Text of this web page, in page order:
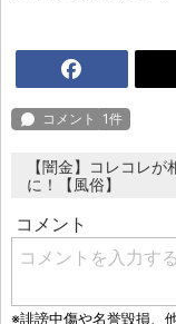
【闇金】コレコレ
に！【風俗】